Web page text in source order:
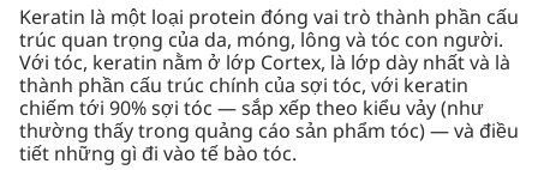
Keratin là một loại protein đóng vai trò thành phần cấu
trúc quan trọng của da, móng, lông và tóc con người.
Với tóc, keratin nằm ở lớp Cortex, là lớp dày nhất và là
thành phần cấu trúc chính của sợi tóc, với keratin
chiếm tới 90% sợi tóc — sắp xếp theo kiểu vảy (như
thường thấy trong quảng cáo sản phẩm tóc) — và điều
tiết những gì đi vào tế bào tóc.